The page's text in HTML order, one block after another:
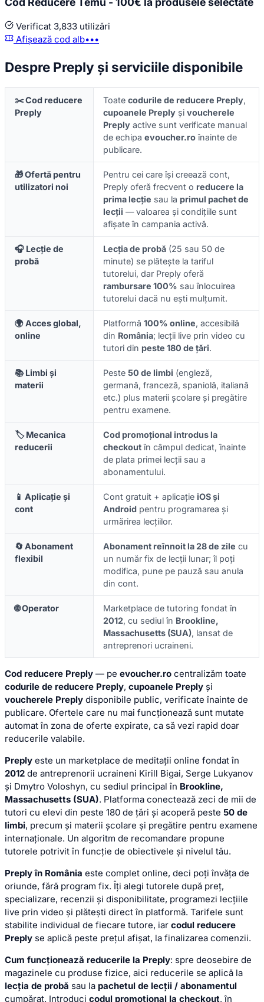
Verificat 3,833 utilizări
Afișează cod alb•••
Despre Preply și serviciile disponibile
✂️ Cod reducere
Preply
Toate codurile de reducere Preply,
cupoanele Preply și voucherele
Preply active sunt verificate manual
de echipa evoucher.roînainte de
publicare.
🎁 Ofertă pentru
utilizatori noi
Pentru cei care își creează cont,
Preply oferă frecvent o reducere la
prima lecție sau la primul pachet de
lecții — valoarea și condițiile sunt
afișate în campania activă.
🎧 Lecție de
probă
Lecția de probă (25 sau 50 de
minute) se plătește la tariful
tutorelui, dar Preply oferă
rambursare 100% sau înlocuirea
tutorelui dacă nu ești mulțumit.
🌍 Acces global,
online
Platformă 100% online, accesibilă
din România; lecții live prin video cu
tutori din peste 180 de țări.
📚 Limbi și
materii
Peste 50 de limbi (engleză,
germană, franceză, spaniolă, italiană
etc.) plus materii școlare și pregătire
pentru examene.
🏷️ Mecanica
reducerii
Cod promoțional introdus la
checkoutîn câmpul dedicat, înainte
de plata primei lecții sau a
abonamentului.
📱 Aplicație și
cont
Cont gratuit + aplicație iOS și
Android pentru programarea și
urmărirea lecțiilor.
🔄 Abonament
flexibil
Abonament reînnoit la 28 de zile cu
un număr fix de lecții lunar; îl poți
modifica, pune pe pauză sau anula
din cont.
🌐 Operator
Marketplace de tutoring fondat în
2012, cu sediul în Brookline,
Massachusetts (SUA), lansat de
antreprenori ucraineni.
Cod reducere Preply — pe evoucher.ro centralizăm toate
codurile de reducere Preply, cupoanele Preply și
voucherele Preply disponibile public, verificate înainte de
publicare. Ofertele care nu mai funcționează sunt mutate
automat în zona de oferte expirate, ca să vezi rapid doar
reducerile valabile.
Preply este un marketplace de meditații online fondat în
2012 de antreprenorii ucraineni Kirill Bigai, Serge Lukyanov
și Dmytro Voloshyn, cu sediul principal în Brookline,
Massachusetts (SUA). Platforma conectează zeci de mii de
tutori cu elevi din peste 180 de țări și acoperă peste 50 de
limbi, precum și materii școlare și pregătire pentru examene
internaționale. Un algoritm de recomandare propune
tutorele potrivit în funcție de obiectivele și nivelul tău.
Preply în România este complet online, deci poți învăța de
oriunde, fără program fix. Îți alegi tutorele după preț,
specializare, recenzii și disponibilitate, programezi lecțiile
live prin video și plătești direct în platformă. Tarifele sunt
stabilite individual de fiecare tutore, iar codul reducere
Preply se aplică peste prețul afișat, la finalizarea comenzii.
Cum funcționează reducerile la Preply: spre deosebire de
magazinele cu produse fizice, aici reducerile se aplică la
lecția de probă sau la pachetul de lecții / abonamentul
cumpărat. Introduci codul promoțional la checkout, în